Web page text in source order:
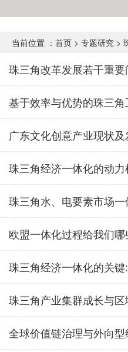
当前位置 ： 首页 > 专题研究 >
珠三角改革发展若干重
基于效率与优势的珠三
广东文化创意产业现状
珠三角经济一体化的动
珠三角水、电要素市场
欧盟一体化过程给我们
珠三角经济一体化的关
珠三角产业集群成长与
全球价值链治理与外向